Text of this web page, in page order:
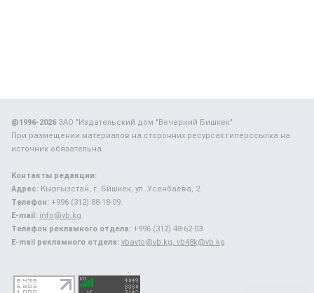
@1996-2026ЗАО "Издательский дом "Вечерний Бишкек"
При размещении материалов на сторонних ресурсах гиперссылка на
источник обязательна.
Контакты редакции:
Адрес: Кыргызстан, г. Бишкек, ул. Усенбаева, 2.
Телефон: +996 (312) 88-18-09.
E-mail: info@vb.kg
Телефон рекламного отдела: +996 (312) 48-62-03.
E-mail рекламного отдела: vbavto@vb.kg, vb48k@vb.kg